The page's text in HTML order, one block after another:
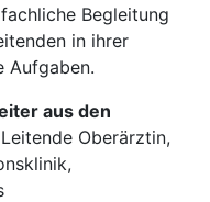
Begleitung
in ihrer
Aufgaben.
aus den
Oberärztin,